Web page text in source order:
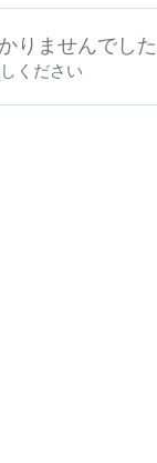
りませんでした
ください